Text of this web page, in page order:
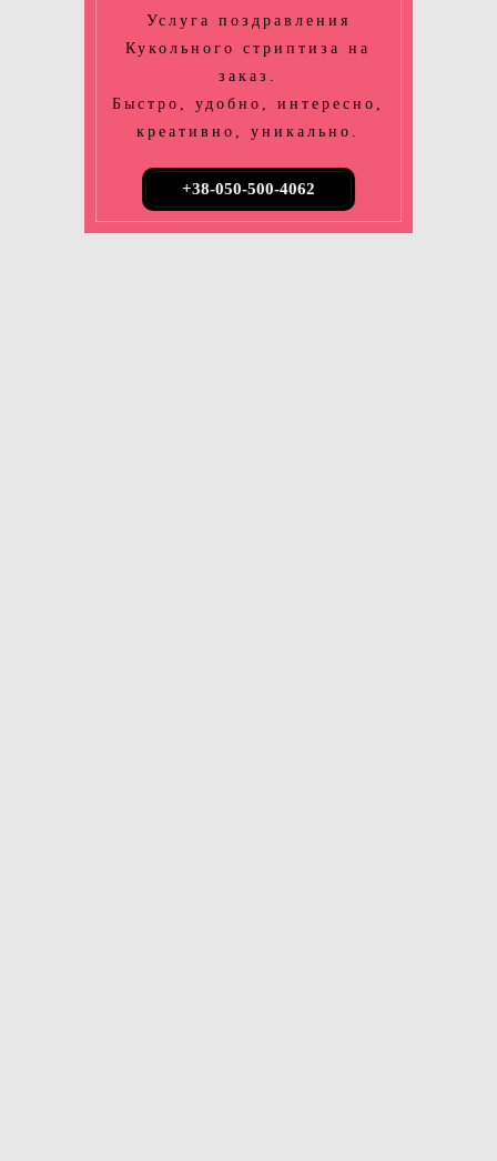
Услуга поздравления
Кукольного стриптиза на
заказ.
Быстро, удобно, интересно,
креативно, уникально.
+38-050-500-4062